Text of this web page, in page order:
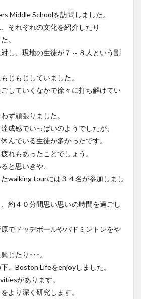
Middle Schoolを訪問しました。
それぞれの文化を紹介したり
。
し、現地の生徒が７～８人という割
じもじしていました。
していくなかで徐々に打ち解けてい
ず頑張りました。
成感でいっぱいのようでしたが、
んでいる生徒が多かったです。
れもあったことでしょう。
と思いきや、
walking tourには３４名が参加しまし
約４０分間思い思いの時間を過ごし
でドッヂボールやバドミントンをや
じたり･･･。
、Boston Lifeをenjoyしました。
があります。
より深く研究します。